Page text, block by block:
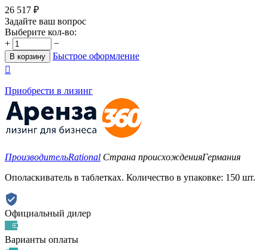
26 517 ₽
Задайте ваш вопрос
Выберите кол-во:
+
−
В корзину
Быстрое оформление

Приобрести в лизинг
ПроизводительRational Страна происхожденияГермания
Ополаскиватель в таблетках. Количество в упаковке: 150 шт.
Официальный дилер
Варианты оплаты